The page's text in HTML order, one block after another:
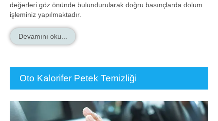
değerleri göz önünde bulundurularak doğru basınçlarda dolum
işleminiz yapılmaktadır.
Devamını oku...
Oto Kalorifer Petek Temizliği